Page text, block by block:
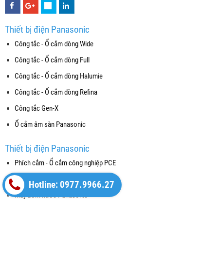
Thiết bị điện Panasonic
Công tắc - Ổ cắm dòng Wide
Công tắc - Ổ cắm dòng Full
Công tắc - Ổ cắm dòng Halumie
Công tắc - Ổ cắm dòng Refina
Công tắc Gen-X
Ổ cắm âm sàn Panasonic
Thiết bị điện Panasonic
Phích cắm - Ổ cắm công nghiệp PCE
Thiết bị đóng cắt (CB)
Máy bơm nước Panasonic
Hotline: 0977.9966.27